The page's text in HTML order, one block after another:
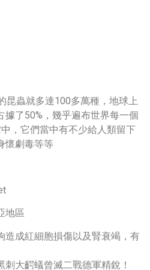
昆蟲就多達100多萬種，地球上
據了50%，幾乎遍布世界每一個
，它們當中有不少給人類留下
懷劇毒等等
地區
造成紅細胞損傷以及腎衰竭，有